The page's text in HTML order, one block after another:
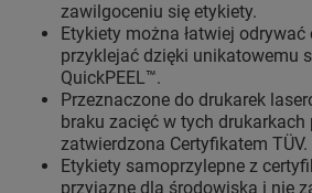
zawilgoceniu się etykiety.
Etykiety można łatwiej
przyklejać dzięki unikatowemu
QuickPEEL™.
Przeznaczone do drukarek
braku zacięć w tych drukarkach
zatwierdzona Certyfikatem TÜV.
Etykiety samoprzylepne z
przyjazne dla środowiska i nie